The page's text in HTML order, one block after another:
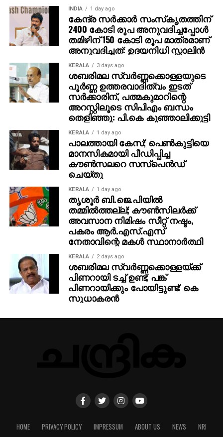
INDIA 1 day ago
കേന്ദ്ര സര്‍ക്കാര്‍ സംസ്‌കൃതത്തിന്
2400 കോടി രൂപ അനുവദിച്ചപ്പോള്‍
തമിഴിന് 150 കോടി രൂപ മാത്രമാണ്
അനുവദിച്ചത്: ഉദയനിധി സ്റ്റാലിന്‍
KERALA 3 days ago
ശബരിമല സ്വര്‍ണ്ണക്കൊള്ളയുടെ
പൂര്‍ണ്ണ ഉത്തരവാദിത്വം ഇടത്
സര്‍ക്കാരിന്, പത്മകുമാറിന്റെ
അറസ്റ്റിലൂടെ സിപിഎം ബന്ധം
തെളിഞ്ഞു: പി.കെ കുഞ്ഞാലിക്കുട്ടി
KERALA 1 day ago
പാലത്തായി കേസ്; പെൺകുട്ടിയെ
മാനസികമായി പീഡിപ്പിച്ച
കൗൺസലറെ സസ്പെൻഡ്
ചെയ്തു
KERALA 1 day ago
തൃശൂര്‍ ബി.ജെ.പിയില്‍
തമ്മില്‍ത്തല്ല്; കൗണ്‍സിലര്‍ക്ക്
അവസാന നിമിഷം സീറ്റ് നഷ്ടം,
പകരം ആര്‍.എസ്.എസ്
നേതാവിന്റെ മകള്‍ സ്ഥാനാര്‍ത്ഥി
KERALA 2 days ago
ശബരിമല സ്വര്‍ണ്ണക്കൊള്ളയ്ക്ക്
പിണറായി ടച്ച് ഉണ്ട്; പങ്ക്
പിണറായിക്കും പോയിട്ടുണ്ട്: കെ
സുധാകരന്‍
HOME PRIVACY POLICY IMPRESSUM ABOUT US NEWS NRI